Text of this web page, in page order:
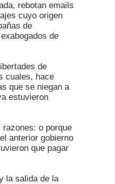
rebotan emails
cuyo origen
de
de
de
cuales, hace
que se niegan a
estuvieron
o porque
anterior gobierno
que pagar
la salida de la